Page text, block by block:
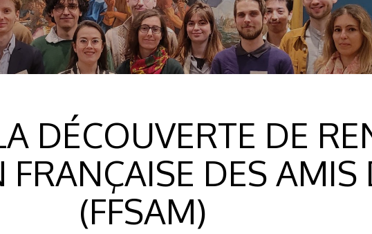
DÉCOUVERTE DE
FRANÇAISE DES AMIS
(FFSAM)